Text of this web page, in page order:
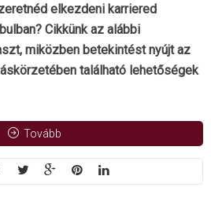
elkezdeni karriered
Cikkünk az alábbi
miközben betekintést nyújt az
található lehetőségek
Tovább